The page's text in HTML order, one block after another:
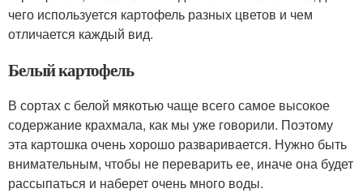
чего используется картофель разных цветов и чем
отличается каждый вид.
Белый картофель
В сортах с белой мякотью чаще всего самое высокое
содержание крахмала, как мы уже говорили. Поэтому
эта картошка очень хорошо разваривается. Нужно быть
внимательным, чтобы не переварить ее, иначе она будет
рассыпаться и наберет очень много воды.